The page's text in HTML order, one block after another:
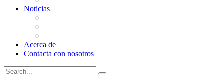
Noticias
Acerca de
Contacta con nosotros